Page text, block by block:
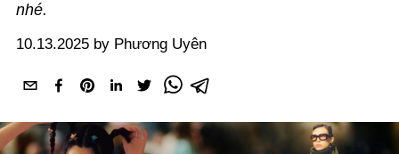
nhé.
10.13.2025 by Phương Uyên